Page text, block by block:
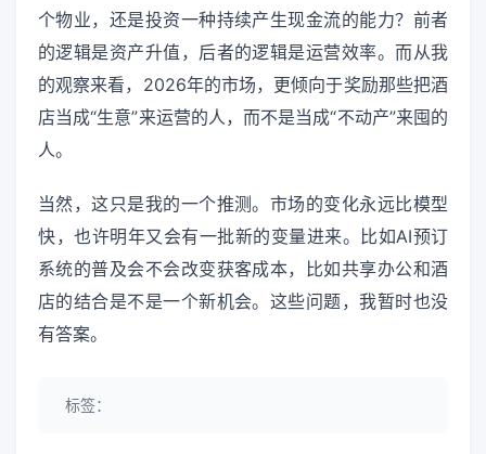
个物业，还是投资一种持续产生现金流的能力？前者
的逻辑是资产升值，后者的逻辑是运营效率。而从我
的观察来看，2026年的市场，更倾向于奖励那些把酒
店当成“生意”来运营的人，而不是当成“不动产”来囤的
人。
当然，这只是我的一个推测。市场的变化永远比模型
快，也许明年又会有一批新的变量进来。比如AI预订
系统的普及会不会改变获客成本，比如共享办公和酒
店的结合是不是一个新机会。这些问题，我暂时也没
有答案。
标签：